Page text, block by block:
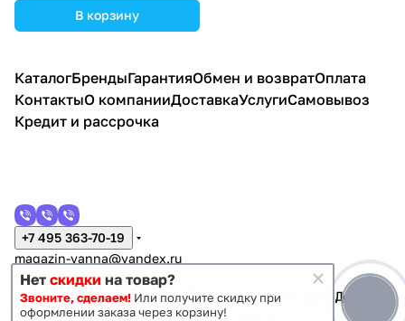
В корзину
КаталогБрендыГарантияОбмен и возвратОплата
КонтактыО компанииДоставкаУслугиСамовывоз
Кредит и рассрочка
+7 495 363-70-19
magazin-vanna@yandex.ru
г. Москва, Митино, улица Пятницкое шоссе 47
Нет скидки на товар?
Звоните, сделаем! Или получите скидку при
оформлении заказа через корзину!